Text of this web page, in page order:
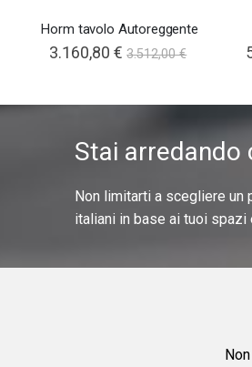
Horm tavolo Autoreggente
3.160,80 € 3.512,00 €
Stai arredando
Non limitarti a scegliere
italiani in base ai tuoi spazi